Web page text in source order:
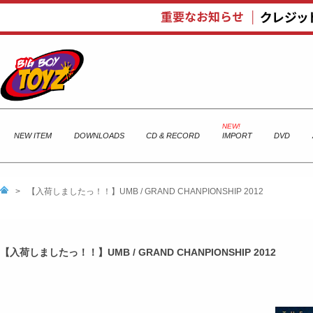
NEW ITEM DOWNLOADS CD & RECORD IMPORT DVD
> 【入荷しましたっ！！】UMB / GRAND CHANPIONSHIP 2012
【入荷しましたっ！！】UMB / GRAND CHANPIONSHIP 2012